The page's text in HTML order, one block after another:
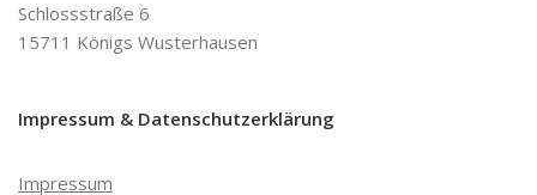
Schlossstraße 6
15711 Königs Wusterhausen
Impressum & Datenschutzerklärung
Impressum